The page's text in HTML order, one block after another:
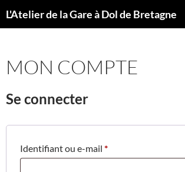
auL'Atelier de la Gare à Dol de Bretagne
MON COMPTE
Se connecter
Identifiant ou e-mail *Obligatoire